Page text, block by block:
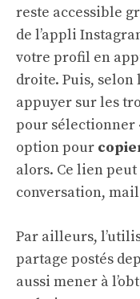
reste accessible
de l’appli
votre profil en
droite. Puis, selon
appuyer sur les
pour sélectionner
option pour
alors. Ce lien
conversation,
Par ailleurs,
partage postés
aussi mener à